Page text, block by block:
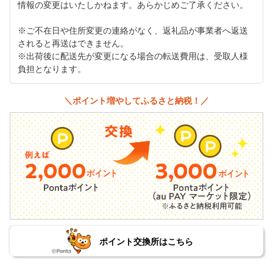
情報の変更はいたしかねます。あらかじめご了承ください。
※ご不在日や住所変更の連絡がなく、返礼品が事業者へ返送
されると再送はできません。
※出荷後に配送先が変更になる場合の転送費用は、受取人様
負担となります。
＼ポイント増やしてふるさと納税！／
ポイント交換所はこちら